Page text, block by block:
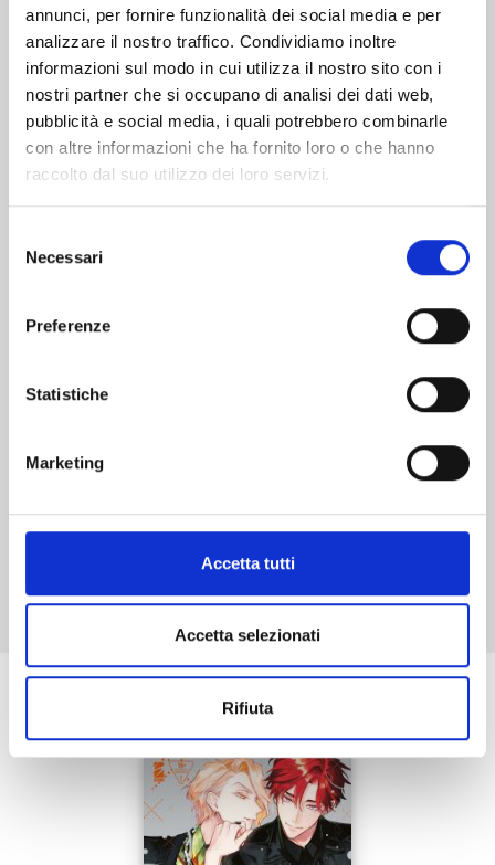
annunci, per fornire funzionalità dei social media e per
analizzare il nostro traffico. Condividiamo inoltre
informazioni sul modo in cui utilizza il nostro sito con i
nostri partner che si occupano di analisi dei dati web,
pubblicità e social media, i quali potrebbero combinarle
con altre informazioni che ha fornito loro o che hanno
raccolto dal suo utilizzo dei loro servizi.
delNecessari
Preferenze
Statistiche
Marketing
Accetta tutti
Accetta selezionati
Rifiuta
Mostra tutto
Se ti è piaciuto prova anche: